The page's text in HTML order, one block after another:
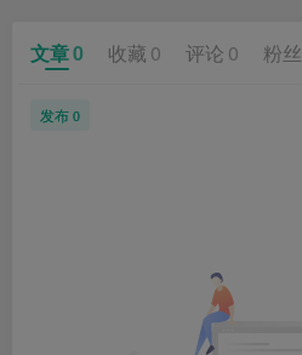
文章0 收藏 0 评论 0 粉丝
发布 0